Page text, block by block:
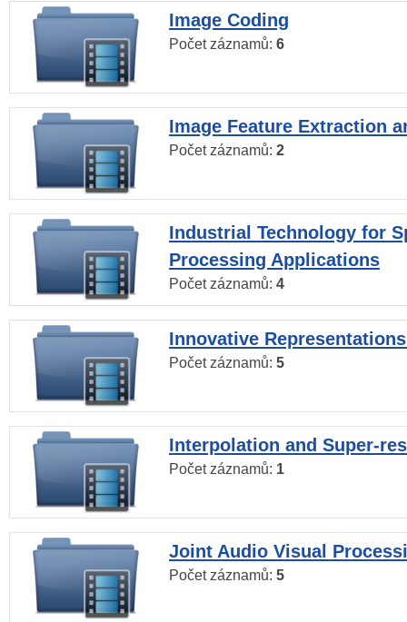
Image Coding
Počet záznamů: 6
Image Feature Extraction
Počet záznamů: 2
Industrial Technology for
Processing Applications
Počet záznamů: 4
Innovative
Počet záznamů: 5
Interpolation and Super-
Počet záznamů: 1
Joint Audio Visual
Počet záznamů: 5